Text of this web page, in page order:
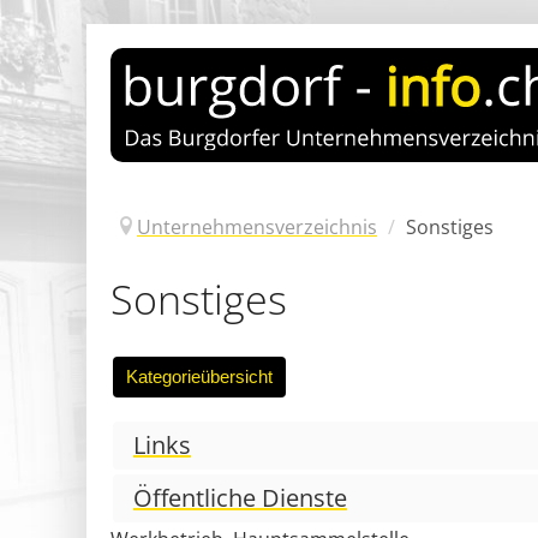
Unternehmensverzeichnis / Sonstiges
Sonstiges
Links
Öffentliche Dienste